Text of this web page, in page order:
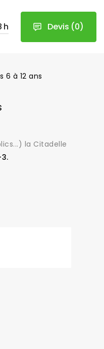
h Devis (0)
à 12 ans
la Citadelle
3.